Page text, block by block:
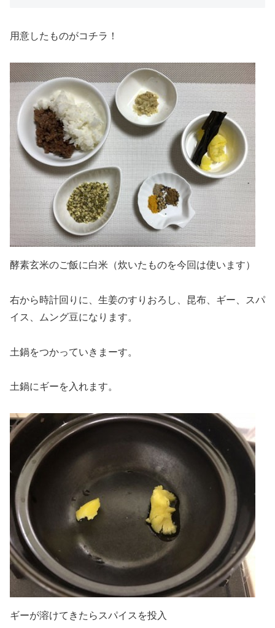
用意したものがコチラ！
酵素玄米のご飯に白米（炊いたものを今回は使います）
右から時計回りに、生姜のすりおろし、昆布、ギー、スパ
イス、ムング豆になります。
土鍋をつかっていきまーす。
土鍋にギーを入れます。
ギーが溶けてきたらスパイスを投入